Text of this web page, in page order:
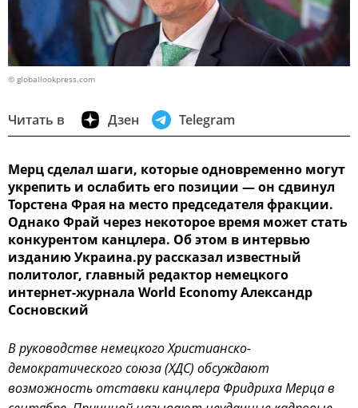
© globallookpress.com
Читать в Дзен Telegram
Мерц сделал шаги, которые одновременно могут
укрепить и ослабить его позиции — он сдвинул
Торстена Фрая на место председателя фракции.
Однако Фрай через некоторое время может стать
конкурентом канцлера. Об этом в интервью
изданию Украина.ру рассказал известный
политолог, главный редактор немецкого
интернет-журнала World Economy Александр
Сосновский
В руководстве немецкого Христианско-
демократического союза (ХДС) обсуждают
возможность отставки канцлера Фридриха Мерца в